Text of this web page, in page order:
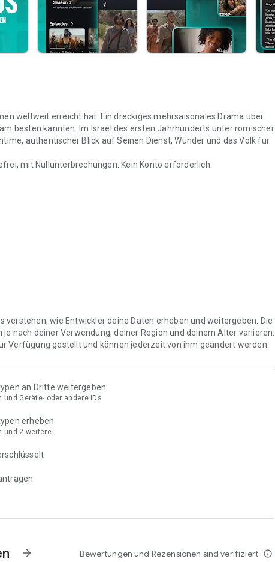
weltweit erreicht hat. Ein dreckiges mehrsaisonales Drama über
besten kannten. Im Israel des ersten Jahrhunderts unter römischer
authentischer Blick auf Seinen Dienst, Wunder und das Volk für
mit Nullunterbrechungen. Kein Konto erforderlich.
perfekt in synchronisieren
verstehen, wie Entwickler deine Daten erheben und weitergeben. Die
nach deiner Verwendung, deiner Region und deinem Alter variieren.
Verfügung gestellt und können jederzeit von ihm geändert werden.
an Dritte weitergeben
und Geräte- oder andere IDs
erheben
und 2 weitere
arrow_forward Bewertungen und Rezensionen sind verifiziert info_outline